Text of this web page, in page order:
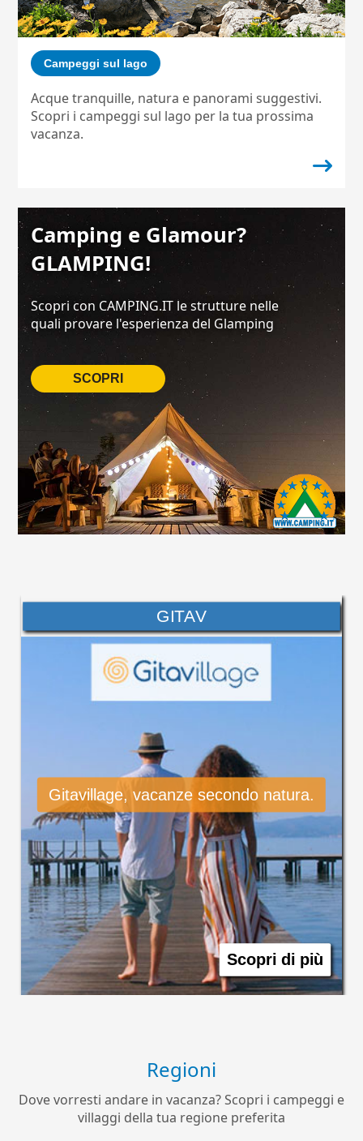
Campeggi sul lago
Acque tranquille, natura e panorami suggestivi.
Scopri i campeggi sul lago per la tua prossima
vacanza.
Camping e Glamour?
GLAMPING!
Scopri con CAMPING.IT le strutture nelle
quali provare l'esperienza del Glamping
SCOPRI
GITAV
Gitavillage, vacanze secondo natura.
Scopri di più
Regioni
Dove vorresti andare in vacanza? Scopri i campeggi e
villaggi della tua regione preferita